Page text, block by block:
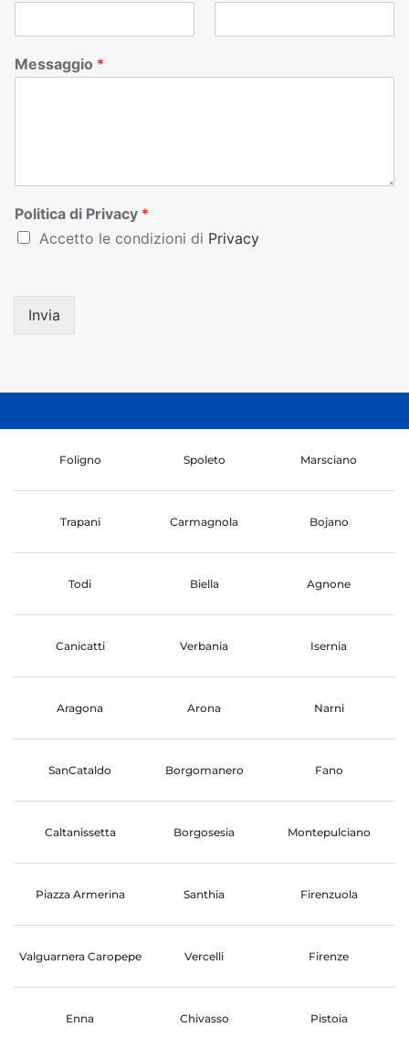
Messaggio *
Politica di Privacy *
Accetto le condizioni di Privacy
Invia
Foligno Spoleto Marsciano
Trapani Carmagnola Bojano
Todi Biella Agnone
Canicatti Verbania Isernia
Aragona Arona Narni
SanCataldo Borgomanero Fano
Caltanissetta Borgosesia Montepulciano
Piazza Armerina Santhia Firenzuola
Valguarnera Caropepe Vercelli Firenze
Enna Chivasso Pistoia